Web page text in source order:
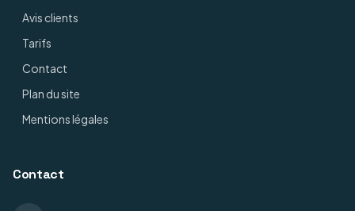
Avis clients
Tarifs
Contact
Plan du site
Mentions légales
Contact